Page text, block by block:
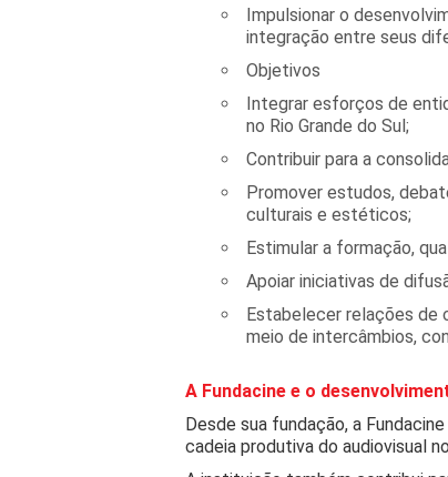
Impulsionar o
integração entre seus
Objetivos
Integrar esforços de
no Rio Grande do Sul;
Contribuir para a
Promover estudos,
culturais e estéticos;
Estimular a formação,
Apoiar iniciativas de
Estabelecer relações de
meio de intercâmbios,
A Fundacine e o
Desde sua fundação, a
cadeia produtiva do audiovisual